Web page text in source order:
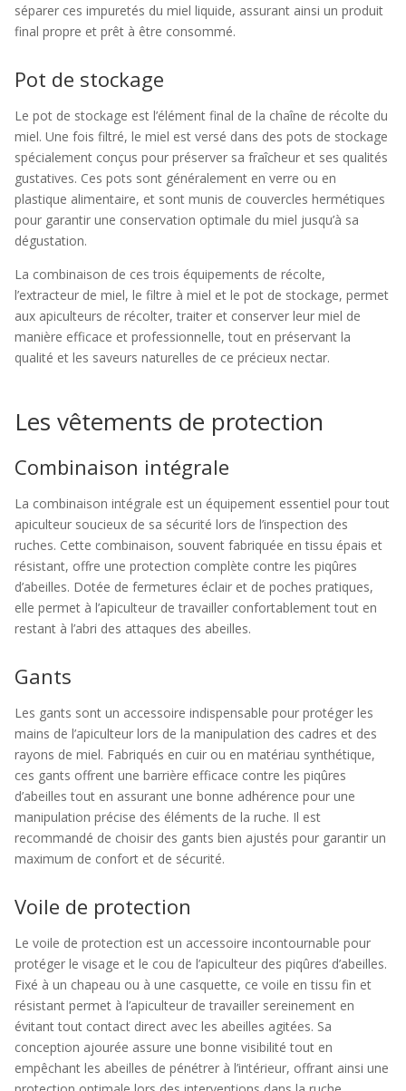
séparer ces impuretés du miel liquide, assurant ainsi un produit
final propre et prêt à être consommé.
Pot de stockage
Le pot de stockage est l’élément final de la chaîne de récolte du
miel. Une fois filtré, le miel est versé dans des pots de stockage
spécialement conçus pour préserver sa fraîcheur et ses qualités
gustatives. Ces pots sont généralement en verre ou en
plastique alimentaire, et sont munis de couvercles hermétiques
pour garantir une conservation optimale du miel jusqu’à sa
dégustation.
La combinaison de ces trois équipements de récolte,
l’extracteur de miel, le filtre à miel et le pot de stockage, permet
aux apiculteurs de récolter, traiter et conserver leur miel de
manière efficace et professionnelle, tout en préservant la
qualité et les saveurs naturelles de ce précieux nectar.
Les vêtements de protection
Combinaison intégrale
La combinaison intégrale est un équipement essentiel pour tout
apiculteur soucieux de sa sécurité lors de l’inspection des
ruches. Cette combinaison, souvent fabriquée en tissu épais et
résistant, offre une protection complète contre les piqûres
d’abeilles. Dotée de fermetures éclair et de poches pratiques,
elle permet à l’apiculteur de travailler confortablement tout en
restant à l’abri des attaques des abeilles.
Gants
Les gants sont un accessoire indispensable pour protéger les
mains de l’apiculteur lors de la manipulation des cadres et des
rayons de miel. Fabriqués en cuir ou en matériau synthétique,
ces gants offrent une barrière efficace contre les piqûres
d’abeilles tout en assurant une bonne adhérence pour une
manipulation précise des éléments de la ruche. Il est
recommandé de choisir des gants bien ajustés pour garantir un
maximum de confort et de sécurité.
Voile de protection
Le voile de protection est un accessoire incontournable pour
protéger le visage et le cou de l’apiculteur des piqûres d’abeilles.
Fixé à un chapeau ou à une casquette, ce voile en tissu fin et
résistant permet à l’apiculteur de travailler sereinement en
évitant tout contact direct avec les abeilles agitées. Sa
conception ajourée assure une bonne visibilité tout en
empêchant les abeilles de pénétrer à l’intérieur, offrant ainsi une